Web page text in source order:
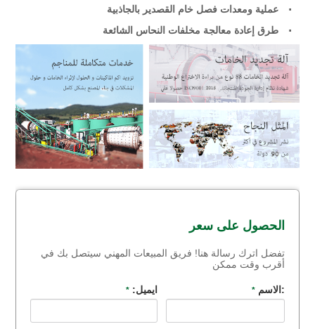
عملية ومعدات فصل خام القصدير بالجاذبية
طرق إعادة معالجة مخلفات النحاس الشائعة
الحصول على سعر
تفضل اترك رسالة هنا! فريق المبيعات المهني سيتصل بك في
أقرب وقت ممكن
:الاسم* ايميل: *